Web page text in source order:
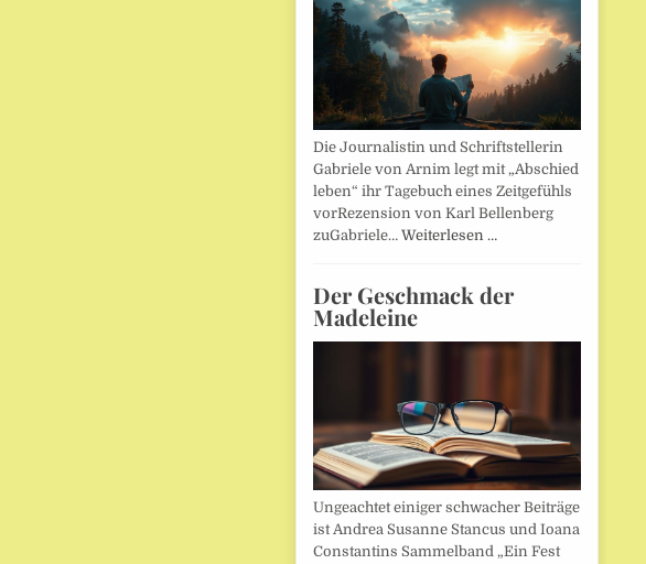
Die Journalistin und Schriftstellerin
Gabriele von Arnim legt mit „Abschied
leben“ ihr Tagebuch eines Zeitgefühls
vorRezension von Karl Bellenberg
zuGabriele… Weiterlesen …
Der Geschmack der
Madeleine
Ungeachtet einiger schwacher Beiträge
ist Andrea Susanne Stancus und Ioana
Constantins Sammelband „Ein Fest